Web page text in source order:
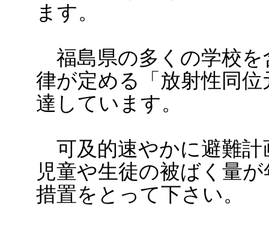
ます。
福島県の多くの学校を
律が定める「放射性同
達しています。
可及的速やかに避難計
児童や生徒の被ばく量
措置をとって下さい。